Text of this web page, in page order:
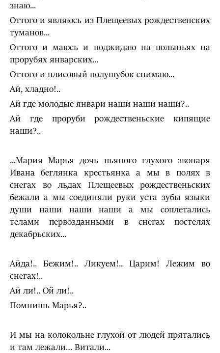
знаю...
Оттого и являюсь из Плещеевых рождественских
туманов...
Оттого и маюсь и поджидаю на полыньях на
прорубях ян­варских...
Оттого и плисовый полушубок снимаю...
Ай, хладно!..
Ай где молодые январи наши наши наши?..
Ай где проруби рождественьские кипящие
наши?..
...Мария Марья дочь пьяного глухого звонаря
Ивана беглян­ка крестьянка а мы в полях в
снегах во льдах Плещеевых рождественьских
бежали а мы соединяли руки уста зубы языки
души наши наши наши а мы соплетались
телами первозданными в снегах постелях
декабрьских...
Айда!.. Бежим!.. Ликуем!.. Царим! Лежим во
снегах!..
Ай ли!.. Ой ли!..
Помнишь Марья?..
И мы на колокольне глухой от людей прятались
и там лежали… Витали...